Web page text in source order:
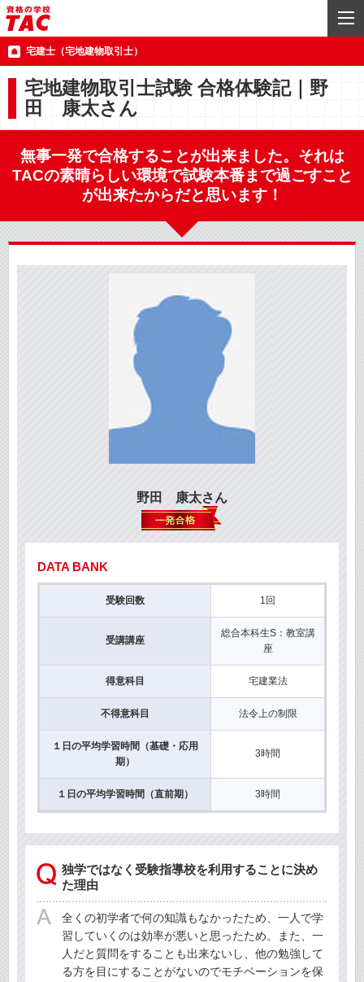
宅建士（宅地建物取引士）
宅地建物取引士試験 合格体験記｜野
田 康太さん
無事一発で合格することが出来ました。それは
TACの素晴らしい環境で試験本番まで過ごすこと
が出来たからだと思います！
野田 康太さん
DATA BANK
受験回数 1回
受講講座
総合本科生S：教室講
座
得意科目 宅建業法
不得意科目 法令上の制限
１日の平均学習時間（基礎・応用
期）
3時間
１日の平均学習時間（直前期） 3時間
独学ではなく受験指導校を利用することに決め
た理由
全くの初学者で何の知識もなかったため、一人で学
習していくのは効率が悪いと思ったため。また、一
人だと質問をすることも出来ないし、他の勉強して
る方を目にすることがないのでモチベーションを保